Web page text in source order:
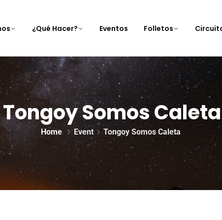
¿Qué Hacer? Eventos Folletos
Tongoy Somos Caleta
Home Event Tongoy Somos Caleta